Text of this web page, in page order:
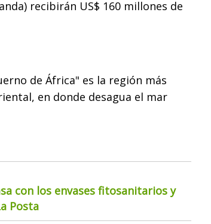
recibirán US$ 160 millones de
de África" es la región más
en donde desagua el mar
con los envases fitosanitarios y
Posta